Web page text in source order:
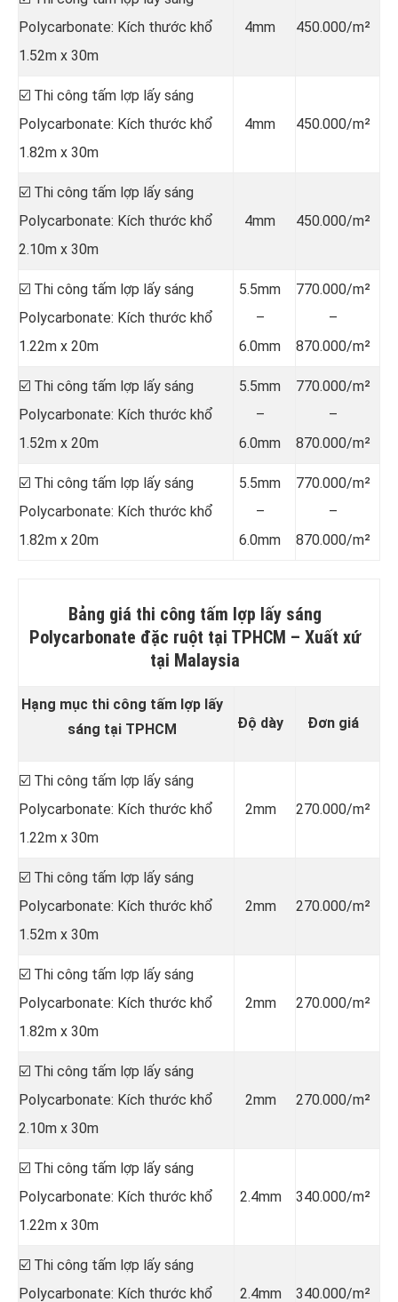
Polycarbonate: Kích thước khổ
1.52m x 30m
4mm 450.000/m²
☑️ Thi công tấm lợp lấy sáng
Polycarbonate: Kích thước khổ
1.82m x 30m
4mm 450.000/m²
☑️ Thi công tấm lợp lấy sáng
Polycarbonate: Kích thước khổ
2.10m x 30m
4mm 450.000/m²
☑️ Thi công tấm lợp lấy sáng
Polycarbonate: Kích thước khổ
1.22m x 20m
5.5mm
–
6.0mm
770.000/m²
–
870.000/m²
☑️ Thi công tấm lợp lấy sáng
Polycarbonate: Kích thước khổ
1.52m x 20m
5.5mm
–
6.0mm
770.000/m²
–
870.000/m²
☑️ Thi công tấm lợp lấy sáng
Polycarbonate: Kích thước khổ
1.82m x 20m
5.5mm
–
6.0mm
770.000/m²
–
870.000/m²
Bảng giá thi công tấm lợp lấy sáng
Polycarbonate đặc ruột tại TPHCM – Xuất xứ
tại Malaysia
Hạng mục thi công tấm lợp lấy
sáng tại TPHCM
Độ dày Đơn giá
☑️ Thi công tấm lợp lấy sáng
Polycarbonate: Kích thước khổ
1.22m x 30m
2mm 270.000/m²
☑️ Thi công tấm lợp lấy sáng
Polycarbonate: Kích thước khổ
1.52m x 30m
2mm 270.000/m²
☑️ Thi công tấm lợp lấy sáng
Polycarbonate: Kích thước khổ
1.82m x 30m
2mm 270.000/m²
☑️ Thi công tấm lợp lấy sáng
Polycarbonate: Kích thước khổ
2.10m x 30m
2mm 270.000/m²
☑️ Thi công tấm lợp lấy sáng
Polycarbonate: Kích thước khổ
1.22m x 30m
2.4mm 340.000/m²
☑️ Thi công tấm lợp lấy sáng
Polycarbonate: Kích thước khổ
2.4mm 340.000/m²